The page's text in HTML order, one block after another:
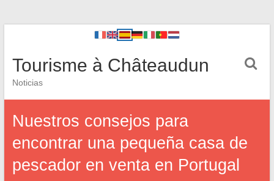
Tourisme à Châteaudun
Noticias
Nuestros consejos para
encontrar una pequeña casa de
pescador en venta en Portugal